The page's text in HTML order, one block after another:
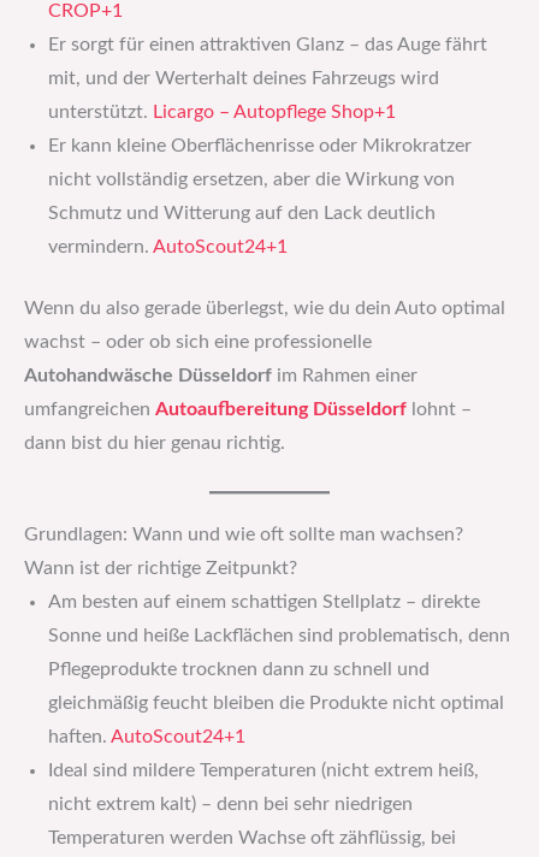
CROP+1
Er sorgt für einen attraktiven Glanz – das Auge fährt
mit, und der Werterhalt deines Fahrzeugs wird
unterstützt. Licargo – Autopflege Shop+1
Er kann kleine Oberflächen­risse oder Mikro­kratzer
nicht vollständig ersetzen, aber die Wirkung von
Schmutz und Witterung auf den Lack deutlich
vermindern. AutoScout24+1
Wenn du also gerade überlegst, wie du dein Auto optimal
wachst – oder ob sich eine professionelle
Autohandwäsche Düsseldorf im Rahmen einer
umfangreichen Autoaufbereitung Düsseldorf lohnt –
dann bist du hier genau richtig.
Grundlagen: Wann und wie oft sollte man wachsen?
Wann ist der richtige Zeitpunkt?
Am besten auf einem schattigen Stellplatz – direkte
Sonne und heiße Lackflächen sind problematisch, denn
Pflegeprodukte trocknen dann zu schnell und
gleichmäßig feucht bleiben die Produkte nicht optimal
haften. AutoScout24+1
Ideal sind mildere Temperaturen (nicht extrem heiß,
nicht extrem kalt) – denn bei sehr niedrigen
Temperaturen werden Wachse oft zähflüssig, bei